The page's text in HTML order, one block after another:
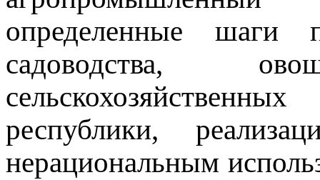
определенные шаги
садоводства,
республики,
нерациональным